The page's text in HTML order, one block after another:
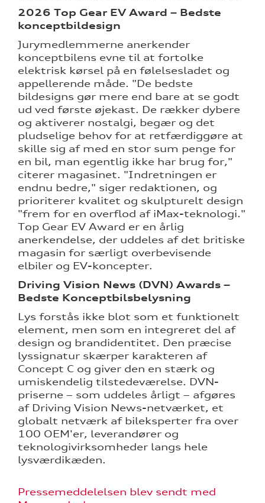
2026 Top Gear EV Award – Bedste
konceptbildesign
Jurymedlemmerne anerkender
konceptbilens evne til at fortolke
elektrisk kørsel på en følelsesladet og
appellerende måde. "De bedste
bildesigns gør mere end bare at se godt
ud ved første øjekast. De rækker dybere
og aktiverer nostalgi, begær og det
pludselige behov for at retfærdiggøre at
skille sig af med en stor sum penge for
en bil, man egentlig ikke har brug for,"
citerer magasinet. "Indretningen er
endnu bedre," siger redaktionen, og
prioriterer kvalitet og skulpturelt design
"frem for en overflod af iMax-teknologi."
Top Gear EV Award er en årlig
anerkendelse, der uddeles af det britiske
magasin for særligt overbevisende
elbiler og EV-koncepter.
Driving Vision News (DVN) Awards –
Bedste Konceptbilsbelysning
Lys forstås ikke blot som et funktionelt
element, men som en integreret del af
design og brandidentitet. Den præcise
lyssignatur skærper karakteren af
Concept C og giver den en stærk og
umiskendelig tilstedeværelse. DVN-
priserne – som uddeles årligt – afgøres
af Driving Vision News-netværket, et
globalt netværk af bileksperter fra over
100 OEM'er, leverandører og
teknologivirksomheder langs hele
lysværdikæden.
Pressemeddelelsen blev sendt med